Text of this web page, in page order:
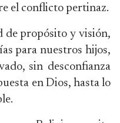
el conflicto pertinaz.
de propósito y visión,
para nuestros hijos,
sin desconfianza
en Dios, hasta lo